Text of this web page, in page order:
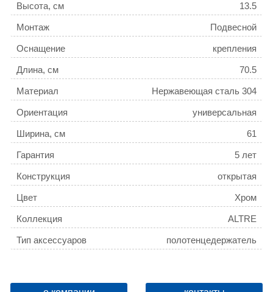
Высота, см 13.5
Монтаж Подвесной
Оснащение крепления
Длина, см 70.5
Материал Нержавеющая сталь 304
Ориентация универсальная
Ширина, см 61
Гарантия 5 лет
Конструкция открытая
Цвет Хром
Коллекция ALTRE
Тип аксессуаров полотенцедержатель
Название товара
Полотенцедержатель